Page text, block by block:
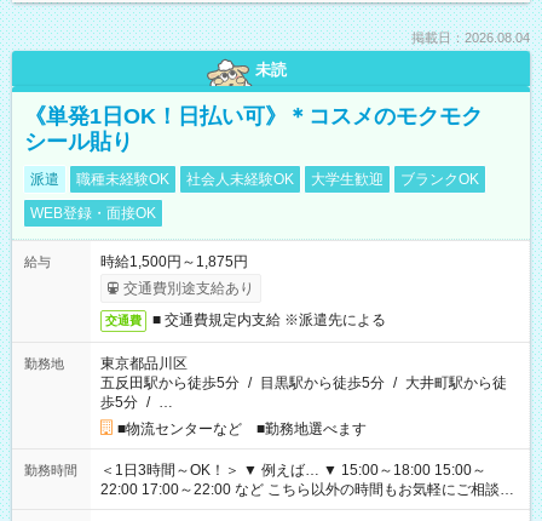
掲載日：2026.08.04
未読
《単発1日OK！日払い可》＊コスメのモクモク
シール貼り
派遣 職種未経験OK 社会人未経験OK 大学生歓迎
ブランクOK
WEB登録・面接OK
給与
時給1,500円～1,875円
交通費別途支給あり
交通費 ■ 交通費規定内支給 ※派遣先による
勤務地
東京都品川区
五反田駅から徒歩5分 / 目黒駅から徒歩5分 / 大井町駅から徒
歩5分 / …
■物流センターなど ■勤務地選べます
勤務時間
＜1日3時間～OK！＞ ▼ 例えば… ▼ 15:00～18:00 15:00～
22:00 17:00～22:00 など こちら以外の時間もお気軽にご相談く
ださい！